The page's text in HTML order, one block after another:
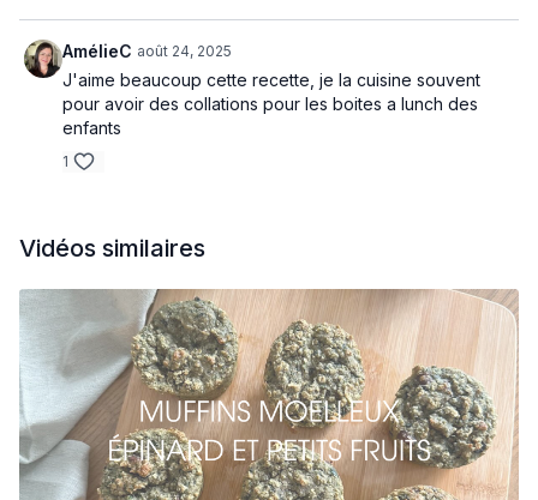
½ tasse de pépites de chocolat ou de canneberges
séchées
Préparation :
Préchauffer le four à 375F.
Râper les légumes et retirer un maximum d’eau avec un
papier absorbant.
Dans un autre bol, mélanger les flocons d’avoine, la farine,
la poudre à pâte, le bicarbonate de soude, le sel et la
cannelle.
Ajouter les ingrédients secs aux ingrédients humides et
bien mélanger.
Ajouter les légumes et les pépites de chocolat ou
canneberges. Mélanger avec une spatule.
Remplir les moules à muffins.
Cuire entre 20 et 25 minutes jusqu’à ce que le dessus soit
doré.
AmélieC août 24, 2025
J'aime beaucoup cette recette, je la cuisine souvent
pour avoir des collations pour les boites a lunch des
enfants
1
Vidéos similaires